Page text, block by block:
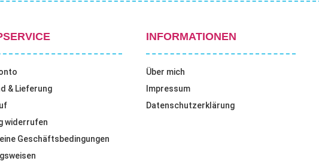
& Lieferung
widerrufen
Geschäftsbedingungen
INFORMATIONEN
Über mich
Impressum
Datenschutzerklärung